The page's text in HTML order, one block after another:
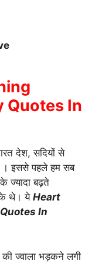
Quotes In
देश, सदियों से
। इससे पहले हम सब
ज्यादा बढ़ते
थे। ये Heart
In
की ज्वाला भड़कने लगी